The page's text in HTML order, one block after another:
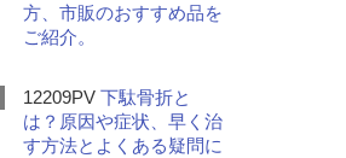
方、市販のおすすめ品を
ご紹介。
12209PV 下駄骨折と
は？原因や症状、早く治
す方法とよくある疑問に